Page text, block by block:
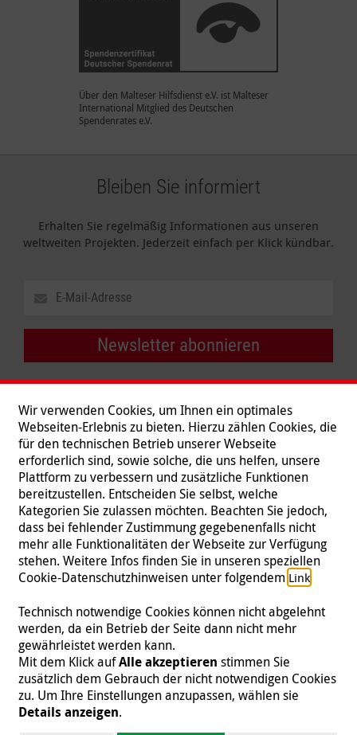
Über den Malteser Hilfsdienst e.V. ist Malteser
International Mitglied des Deutschen
Spendenrates e.V.
Bleiben Sie informiert
Erhalten Sie regelmäßig Informationen aus unseren
weltweiten Projekten. Jederzeit einfach per Klick kündbar.
Newsletter abonnieren
Folgen Sie uns
Impressum | Datenschutz | Kontakt | Presse
© 2026 Malteser International
Malteser International ist eine Organisationseinheit des Malteser Hilfsdienst
Wir verwenden Cookies, um Ihnen ein optimales
Webseiten-Erlebnis zu bieten. Hierzu zählen Cookies, die
für den technischen Betrieb unserer Webseite
erforderlich sind, sowie solche, die uns helfen, unsere
Plattform zu verbessern und zusätzliche Funktionen
bereitzustellen. Entscheiden Sie selbst, welche
Kategorien Sie zulassen möchten. Beachten Sie jedoch,
dass bei fehlender Zustimmung gegebenenfalls nicht
mehr alle Funktionalitäten der Webseite zur Verfügung
stehen. Weitere Infos finden Sie in unseren speziellen
Cookie-Datenschutzhinweisen unter folgendem Link.
Technisch notwendige Cookies können nicht abgelehnt
werden, da ein Betrieb der Seite dann nicht mehr
gewährleistet werden kann.
Mit dem Klick aufAlle akzeptieren stimmen Sie
zusätzlich dem Gebrauch der nicht notwendigen Cookies
zu. Um Ihre Einstellungen anzupassen, wählen sie
Details anzeigen.